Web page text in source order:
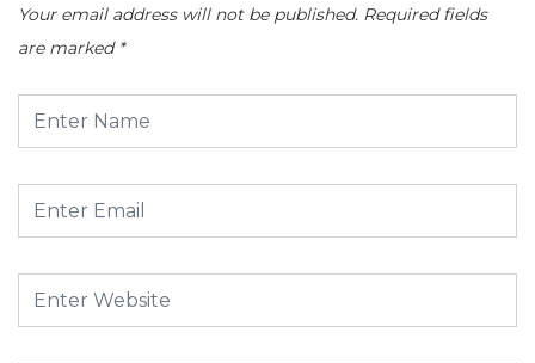
Your email address will not be published. Required fields
are marked *